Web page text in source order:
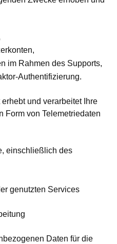
im Rahmen des Supports,
Authentifizierung.
und verarbeitet Ihre
Form von Telemetriedaten
einschließlich des
genutzten Services
Daten für die